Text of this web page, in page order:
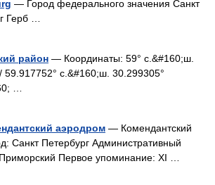
— Город федерального значения Санкт
Герб …
район — Координаты: 59° с.&#160;ш.
59.917752° с.&#160;ш. 30.299305°
…
аэродром — Комендантский
Санкт Петербург Административный
Первое упоминание: XI …